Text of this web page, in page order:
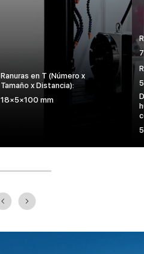
Ranuras en T (Número x
Tamaño x Distancia):
18×5×100 mm